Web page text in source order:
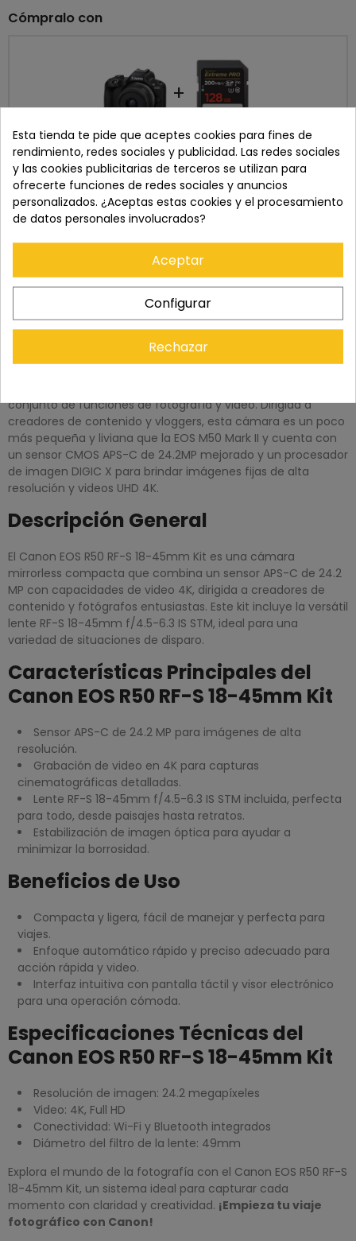
Cómpralo con
+
Precio total: 723,00 €
Añadir ambos al carrito
Algunos de estos artículos tienen diferente disponibilidad
Mostrar detalles
799,00 € 664,00 €
SANDISK EXTREME PRO SD 128GB UHS-I V30
conjunto de funciones de fotografía y video. Dirigida a
creadores de contenido y vloggers, esta cámara es un poco
más pequeña y liviana que la EOS M50 Mark II y cuenta con
un sensor CMOS APS-C de 24.2MP mejorado y un procesador
de imagen DIGIC X para brindar imágenes fijas de alta
resolución y videos UHD 4K.
Descripción General
El Canon EOS R50 RF-S 18-45mm Kit es una cámara
mirrorless compacta que combina un sensor APS-C de 24.2
MP con capacidades de video 4K, dirigida a creadores de
contenido y fotógrafos entusiastas. Este kit incluye la versátil
lente RF-S 18-45mm f/4.5-6.3 IS STM, ideal para una
variedad de situaciones de disparo.
Características Principales del
Canon EOS R50 RF-S 18-45mm Kit
Sensor APS-C de 24.2 MP para imágenes de alta
resolución.
Grabación de video en 4K para capturas
cinematográficas detalladas.
Lente RF-S 18-45mm f/4.5-6.3 IS STM incluida, perfecta
para todo, desde paisajes hasta retratos.
Estabilización de imagen óptica para ayudar a
minimizar la borrosidad.
Beneficios de Uso
Compacta y ligera, fácil de manejar y perfecta para
viajes.
Enfoque automático rápido y preciso adecuado para
acción rápida y video.
Interfaz intuitiva con pantalla táctil y visor electrónico
para una operación cómoda.
Especificaciones Técnicas del
Canon EOS R50 RF-S 18-45mm Kit
Resolución de imagen: 24.2 megapíxeles
Video: 4K, Full HD
Conectividad: Wi-Fi y Bluetooth integrados
Diámetro del filtro de la lente: 49mm
Explora el mundo de la fotografía con el Canon EOS R50 RF-S
18-45mm Kit, un sistema ideal para capturar cada
momento con claridad y creatividad. ¡Empieza tu viaje
fotográfico con Canon!
Esta tienda te pide que aceptes cookies para fines de
rendimiento, redes sociales y publicidad. Las redes sociales
y las cookies publicitarias de terceros se utilizan para
ofrecerte funciones de redes sociales y anuncios
personalizados. ¿Aceptas estas cookies y el procesamiento
de datos personales involucrados?
Aceptar
Configurar
Rechazar